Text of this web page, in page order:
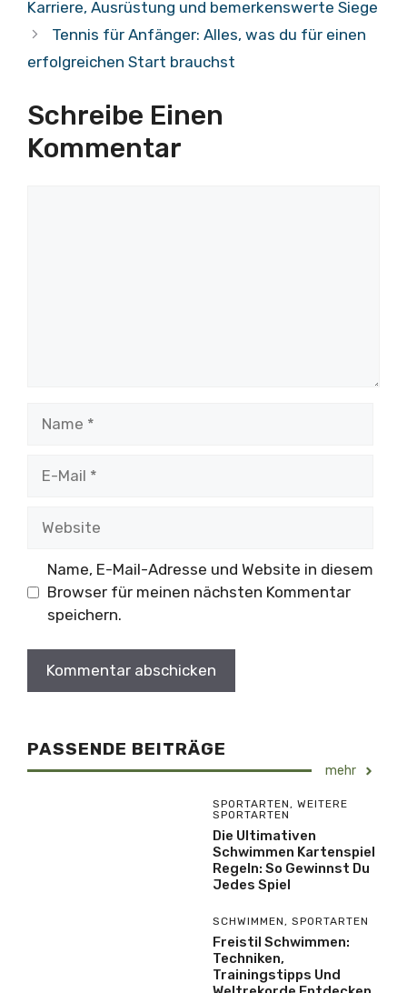
Karriere, Ausrüstung und bemerkenswerte Siege
Tennis für Anfänger: Alles, was du für einen
erfolgreichen Start brauchst
Schreibe Einen
Kommentar
Mail
Name, E-Mail-Adresse und Website in diesem
Browser für meinen nächsten Kommentar
speichern.
PASSENDE BEITRÄGE
mehr
SPORTARTEN, WEITERE
SPORTARTEN
Die Ultimativen
Schwimmen Kartenspiel
Regeln: So Gewinnst Du
Jedes Spiel
SCHWIMMEN, SPORTARTEN
Freistil Schwimmen:
Techniken,
Trainingstipps Und